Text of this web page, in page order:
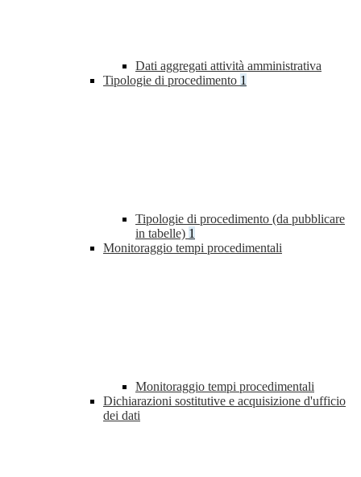
Dati aggregati attività amministrativa
Tipologie di procedimento 1
Tipologie di procedimento (da pubblicare
in tabelle) 1
Monitoraggio tempi procedimentali
Monitoraggio tempi procedimentali
Dichiarazioni sostitutive e acquisizione d'ufficio
dei dati